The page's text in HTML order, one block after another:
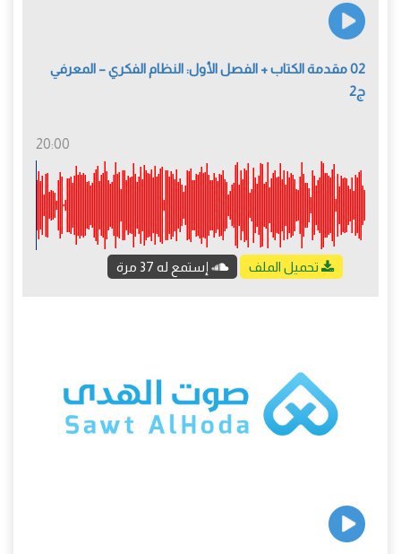
02 مقدمة الكتاب + الفصل الأول: النظام الفكري – المعرفي
ج2
20:00
تحميل الملف إستمع له 37 مرة